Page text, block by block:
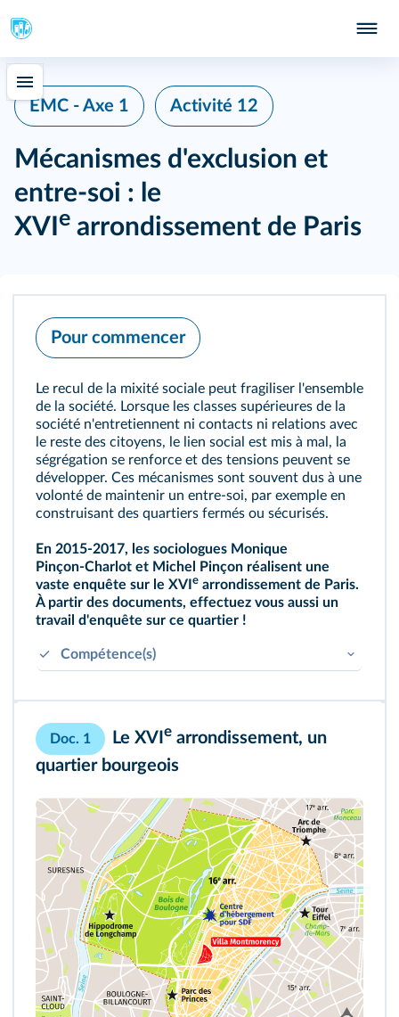
EMC - Axe 1 Activité 12
Mécanismes d'exclusion et
entre‑soi : le
XVI e arrondissement de Paris
Pour commencer
Le recul de la mixité sociale peut fragiliser l'ensemble
de la société. Lorsque les classes supérieures de la
société n'entretiennent ni contacts ni relations avec
le reste des citoyens, le lien social est mis à mal, la
ségrégation se renforce et des tensions peuvent se
développer. Ces mécanismes sont souvent dus à une
volonté de maintenir un entre-soi, par exemple en
construisant des quartiers fermés ou sécurisés.
En 2015‑2017, les sociologues Monique
Pinçon‑Charlot et Michel Pinçon réalisent une
vaste enquête sur le XVI e arrondissement de Paris.
À partir des documents, effectuez vous aussi un
travail d'enquête sur ce quartier !
Compétence(s)
S'impliquer dans un travail en équipe.
Doc. 1 Le XVI e arrondissement, un
quartier bourgeois